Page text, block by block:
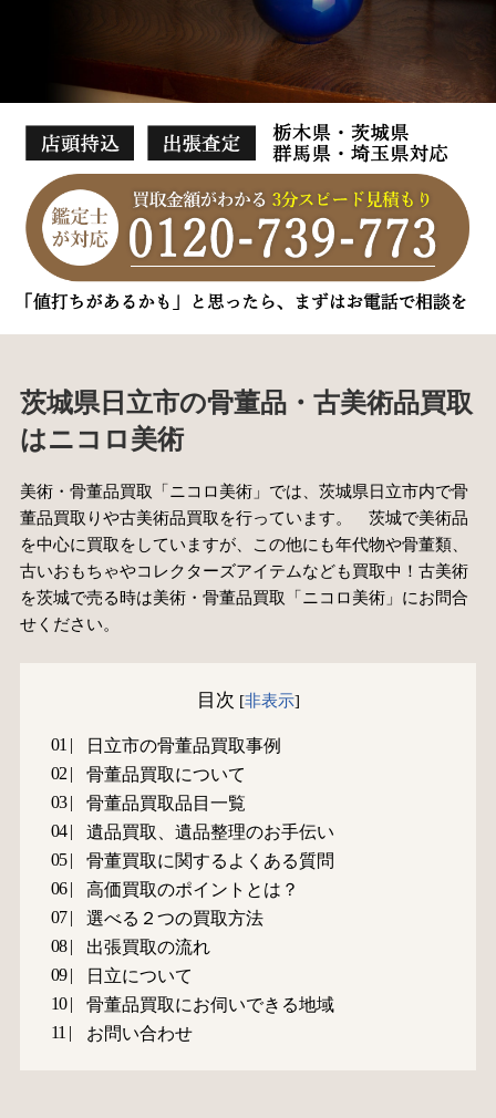
茨城県日立市の骨董品・古美術品買取
はニコロ美術
美術・骨董品買取「ニコロ美術」では、茨城県日立市内で骨
董品買取りや古美術品買取を行っています。 茨城で美術品
を中心に買取をしていますが、この他にも年代物や骨董類、
古いおもちゃやコレクターズアイテムなども買取中！古美術
を茨城で売る時は美術・骨董品買取「ニコロ美術」にお問合
せください。
目次 [非表示]
日立市の骨董品買取事例
骨董品買取について
骨董品買取品目一覧
遺品買取、遺品整理のお手伝い
骨董買取に関するよくある質問
高価買取のポイントとは？
選べる２つの買取方法
出張買取の流れ
日立について
骨董品買取にお伺いできる地域
お問い合わせ